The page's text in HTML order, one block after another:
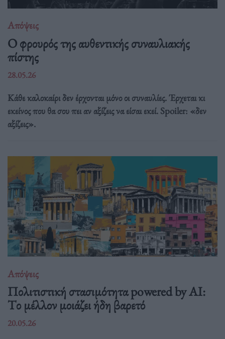
Απόψεις
O φρουρός της αυθεντικής συναυλιακής
πίστης
28.05.26
Κάθε καλοκαίρι δεν έρχονται μόνο οι συναυλίες. Έρχεται κι
εκείνος που θα σου πει αν αξίζεις να είσαι εκεί. Spoiler: «δεν
αξίζεις».
Απόψεις
Πολιτιστική στασιμότητα powered by AI:
Tο μέλλον μοιάζει ήδη βαρετό
20.05.26